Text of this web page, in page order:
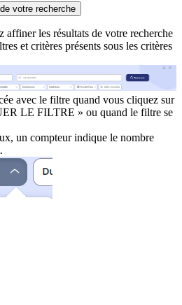
votre recherche
affiner les résultats de votre recherche
et critères présents sous les critères
avec le filtre quand vous cliquez sur
LE FILTRE » ou quand le filtre se
un compteur indique le nombre